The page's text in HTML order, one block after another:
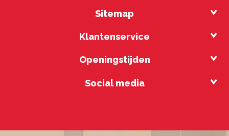
Sitemap
Klantenservice
Openingstijden
Social media